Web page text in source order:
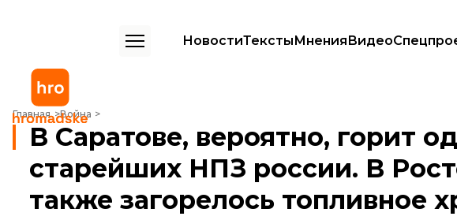
НовостиТекстыМненияВидео
Главная Война
В Саратове, вероятно, горит один из старейших НПЗ россии. В Ростовской области
В Саратове, вероятно, горит
старейших НПЗ россии. В
также загорелось топливное